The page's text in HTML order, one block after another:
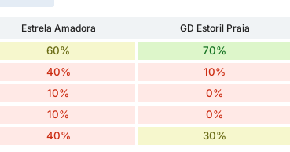
Estrela Amadora
GD Estoril Praia
60% 70%
40% 10%
10% 0%
10% 0%
40% 30%